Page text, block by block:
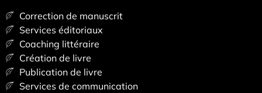
Correction de manuscrit
Services éditoriaux
Coaching littéraire
Création de livre
Publication de livre
Services de communication